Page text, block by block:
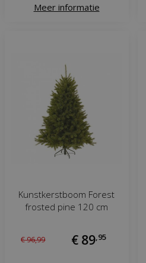
Meer informatie
Kunstkerstboom Forest
frosted pine 120 cm
€96,99 € 89, 95